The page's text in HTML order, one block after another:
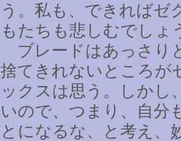
う。私も、できればゼ
もたちも悲しむでしょ
ブレードはあっさり
捨てきれないところが
ックスは思う。しかし
いので、つまり、自分
とになるな、と考え、